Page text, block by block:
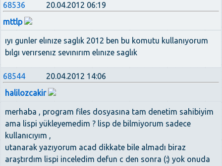
68536
20.04.2012 06:19
mttlp
ıyı gunler elınıze saglık 2012 ben bu komutu kullanıyorum
bılgı verırsenız sevınırım elınıze saglık
68544
20.04.2012 14:06
halilozcakir
merhaba , program files dosyasına tam denetim sahibiyim
ama lispi yükleyemedim ? lisp de bilmiyorum sadece
kullanıcıyım ,
utanarak yazıyorum acad dikkate bile almadı biraz
araştırdım lispi inceledim defun c den sonra (:) yok onuda